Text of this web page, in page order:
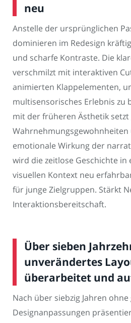
neu
Anstelle der ursprünglichen
dominieren im Redesign
und scharfe Kontraste. Die
verschmilzt mit interaktiven
animierten Klappelementen,
multisensorisches Erlebnis zu
mit der früheren Ästhetik
emotionale Wirkung der
wird die zeitlose Geschichte in
visuellen Kontext neu
für junge Zielgruppen. Stärkt
Interaktionsbereitschaft.
Über sieben
unverändertes
überarbeitet und
Nach über siebzig Jahren
Designanpassungen